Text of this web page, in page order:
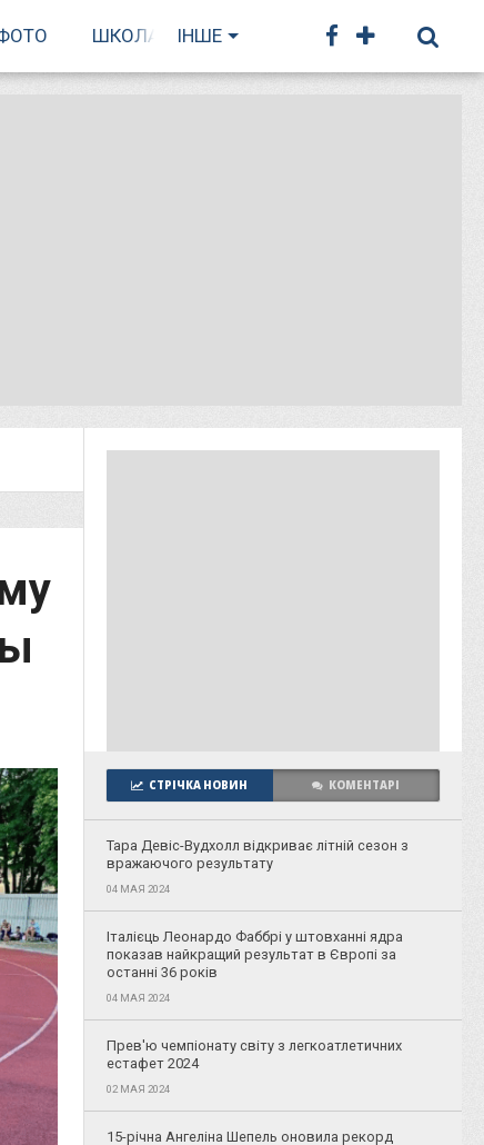
ШКОЛА БІГУ
ІНШЕ
СТРІЧКА НОВИН КОМЕНТАРІ
Тара Девіс-Вудхолл відкриває літній сезон з
вражаючого результату
04 МАЯ 2024
Італієць Леонардо Фаббрі у штовханні ядра
показав найкращий результат в Європі за
останні 36 років
04 МАЯ 2024
Прев'ю чемпіонату світу з легкоатлетичних
естафет 2024
02 МАЯ 2024
15-річна Ангеліна Шепель оновила рекорд